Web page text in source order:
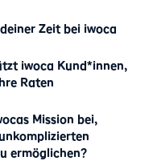
Zeit bei iwoca
iwoca Kund*innen,
Raten
Mission bei,
ermöglichen?